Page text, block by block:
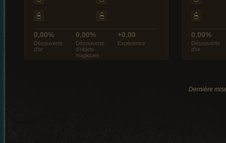
0,00%
Découverte
d’or
0,00%
Découverte
d’objets
magiques
+0,00
Expérience
0,00%
Découverte
d’or
Dernière